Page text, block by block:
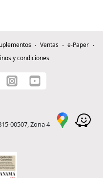
Ventas
e-Paper
y condiciones
00507, Zona 4